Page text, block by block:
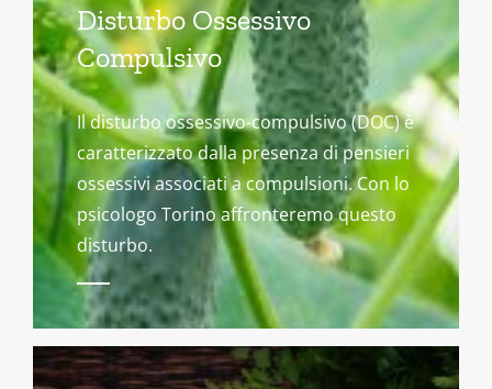
Disturbo Ossessivo
Compulsivo
Il disturbo ossessivo-compulsivo (DOC) è
caratterizzato dalla presenza di pensieri
ossessivi associati a compulsioni. Con lo
psicologo Torino affronteremo questo
disturbo.